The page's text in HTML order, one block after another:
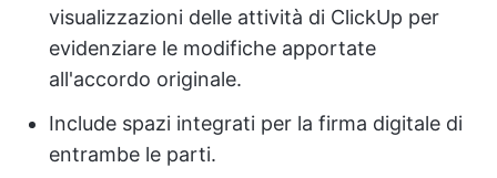
visualizzazioni delle attività di ClickUp per
evidenziare le modifiche apportate
all'accordo originale.
Include spazi integrati per la firma digitale di
entrambe le parti.